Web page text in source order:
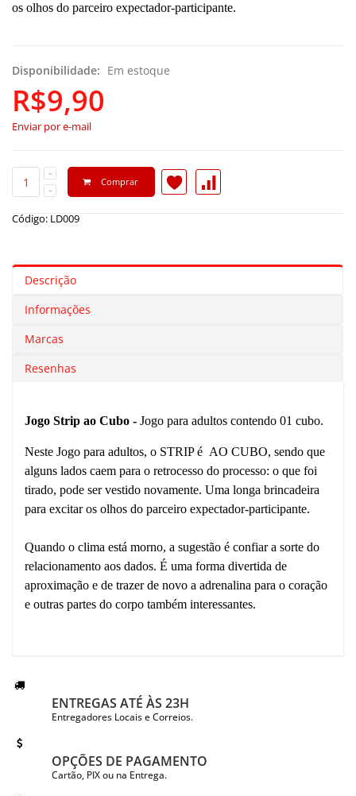
os olhos do parceiro expectador-participante.
Disponibilidade: Em estoque
R$9,90
Enviar por e-mail
Comprar
Código: LD009
Descrição
Informações
Marcas
Resenhas
Jogo Strip ao Cubo - Jogo para adultos contendo 01 cubo.
Neste Jogo para adultos, o STRIP é AO CUBO, sendo que
alguns lados caem para o retrocesso do processo: o que foi
tirado, pode ser vestido novamente. Uma longa brincadeira
para excitar os olhos do parceiro expectador-participante.
Quando o clima está morno, a sugestão é confiar a sorte do
relacionamento aos dados. É uma forma divertida de
aproximação e de trazer de novo a adrenalina para o coração
e outras partes do corpo também interessantes.
ENTREGAS ATÉ ÀS 23H
Entregadores Locais e Correios.
OPÇÕES DE PAGAMENTO
Cartão, PIX ou na Entrega.